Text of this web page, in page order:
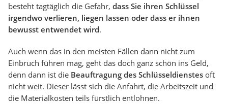
besteht tagtäglich die Gefahr, dass Sie ihren Schlüssel
irgendwo verlieren, liegen lassen oder dass er ihnen
bewusst entwendet wird.
Auch wenn das in den meisten Fällen dann nicht zum
Einbruch führen mag, geht das doch ganz schön ins Geld,
denn dann ist die Beauftragung des Schlüsseldienstes oft
nicht weit. Dieser lässt sich die Anfahrt, die Arbeitszeit und
die Materialkosten teils fürstlich entlohnen.